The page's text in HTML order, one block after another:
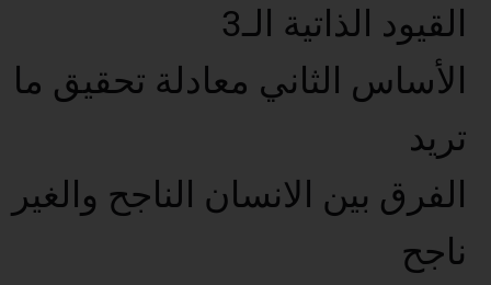
القيود الذاتية الـ3
الأساس الثاني معادلة تحقيق ما
تريد
الفرق بين الانسان الناجح والغير
ناجح